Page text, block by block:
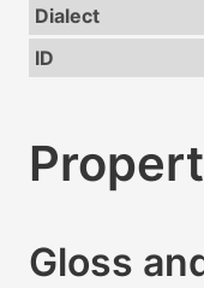
Dialect
ID
Gloss